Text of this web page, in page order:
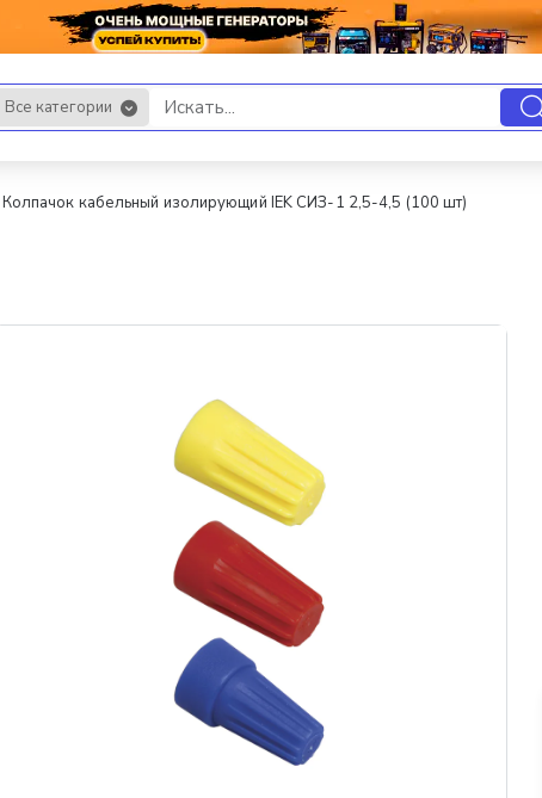
Все категории
Искать...
Колпачок кабельный изолирующий IEK СИЗ-1 2,5-4,5 (100 шт)